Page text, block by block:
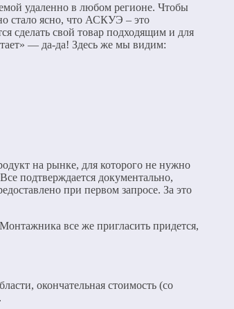
удаленно в любом регионе. Чтобы
стало ясно, что АСКУЭ – это
сделать свой товар подходящим и для
— да-да! Здесь же мы видим:
на рынке, для которого не нужно
подтверждается документально,
при первом запросе. За это
все же пригласить придется,
окончательная стоимость (со